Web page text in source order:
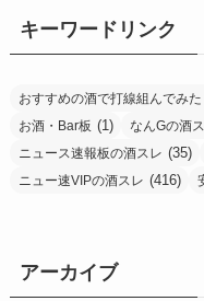
ーキーワードリンク
おすすめの酒で打線組んでみた
お酒・Bar板 (1) なんGの酒
ニュース速報板の酒スレ (35)
ニュー速VIPの酒スレ (416)
アーカイブ